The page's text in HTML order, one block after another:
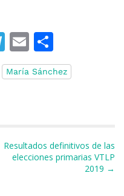
T
el
e
m
E
m
ai
o
m
ti
r
María Sánchez
Resultados definitivos de las
elecciones primarias VTLP
2019 →